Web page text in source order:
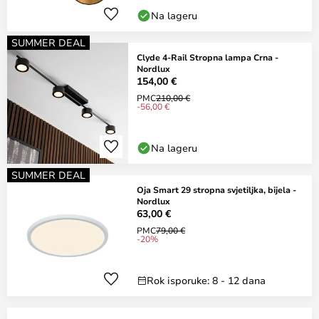
Na lageru
SUMMER DEAL
Clyde 4-Rail Stropna lampa Crna -
Nordlux
154,00 €
PMC210,00 €
-56,00 €
Na lageru
SUMMER DEAL
Oja Smart 29 stropna svjetiljka, bijela -
Nordlux
63,00 €
PMC79,00 €
-20%
Rok isporuke: 8 - 12 dana